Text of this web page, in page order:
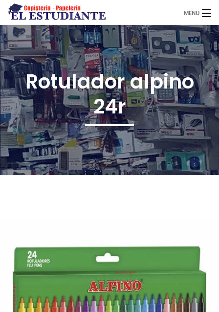
MENU
El Estudiante
Copistería
Papelería
Servicios
Contacto
Rotulador alpino
24r